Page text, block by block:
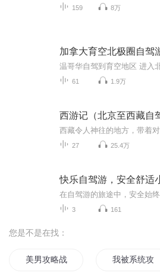
159 8万
加拿大育空北极圈自驾
温哥华自驾到育空地区 进入
61 1.9万
西游记（北京至西藏自
27 25.4万
快乐自驾游，安全舒适
3 161
您是不是在找：
美男攻略战 我被系统攻略